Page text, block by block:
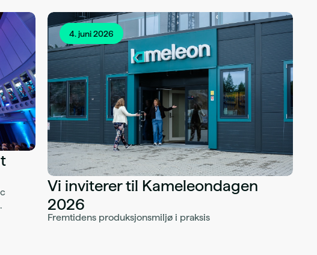
4. juni 2026
Vi inviterer til Kameleondagen
2026
Fremtidens produksjonsmiljø i praksis